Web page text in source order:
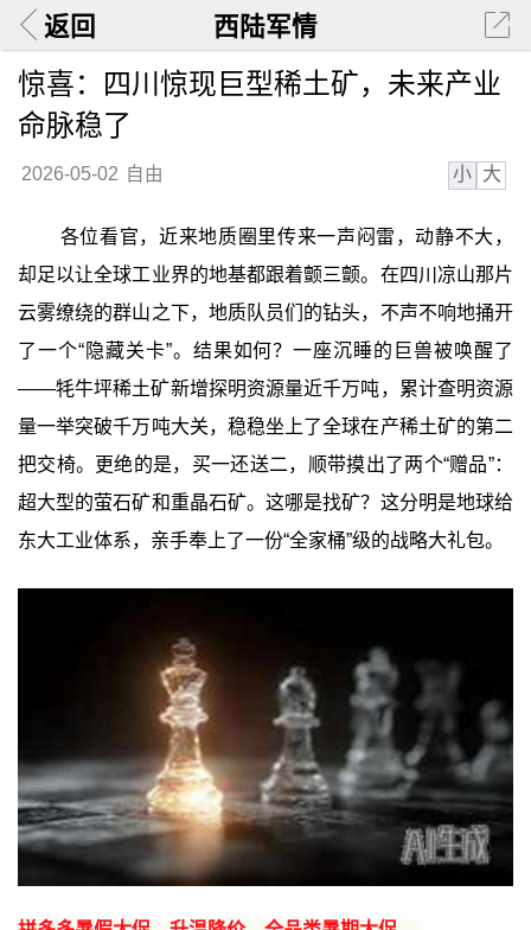
返回 西陆军情
惊喜：四川惊现巨型稀土矿，未来产业
命脉稳了
2026-05-02 自由 小 大
各位看官，近来地质圈里传来一声闷雷，动静不大，
却足以让全球工业界的地基都跟着颤三颤。在四川凉山那片
云雾缭绕的群山之下，地质队员们的钻头，不声不响地捅开
了一个“隐藏关卡”。结果如何？一座沉睡的巨兽被唤醒了
——牦牛坪稀土矿新增探明资源量近千万吨，累计查明资源
量一举突破千万吨大关，稳稳坐上了全球在产稀土矿的第二
把交椅。更绝的是，买一还送二，顺带摸出了两个“赠品”：
超大型的萤石矿和重晶石矿。这哪是找矿？这分明是地球给
东大工业体系，亲手奉上了一份“全家桶”级的战略大礼包。